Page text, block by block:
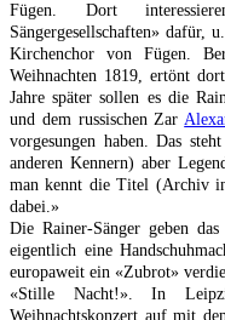
Fügen. Dort
Sängergesellschaften» dafür,
Kirchenchor von Fügen.
Weihnachten 1819, ertönt
Jahre später sollen es die
und dem russischen Zar
vorgesungen haben. Das
anderen Kennern) aber
man kennt die Titel (Archiv
dabei.»
Die Rainer-Sänger geben
eigentlich eine
europaweit ein «Zubrot»
«Stille Nacht!». In
Weihnachtskonzert auf mit